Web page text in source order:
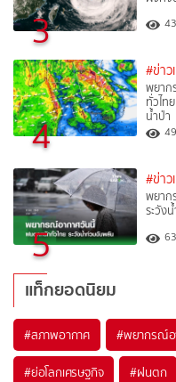
3 43
4
#ข่าว
พยาก
ทั่วไท
น้ำป่า
49
5
#ข่าว
พยาก
ระวัง
63
แท็กยอดนิยม
#สภาพอากาศ #พยากรณ์อ
#ย่อโลกเศรษฐกิจ #ฝนตก